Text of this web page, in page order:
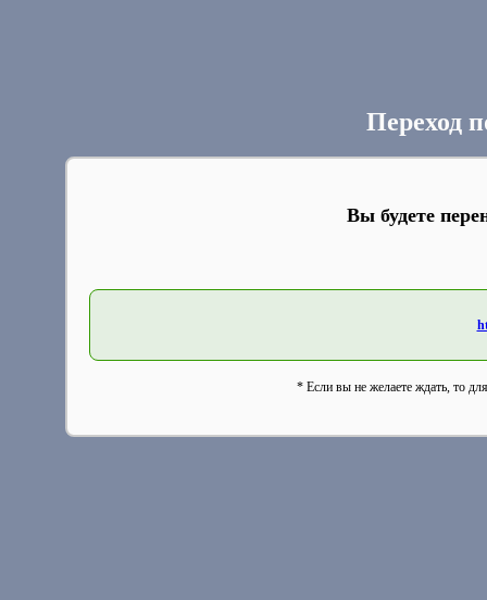
Переход
Вы будете
* Если вы не желаете ждать, то